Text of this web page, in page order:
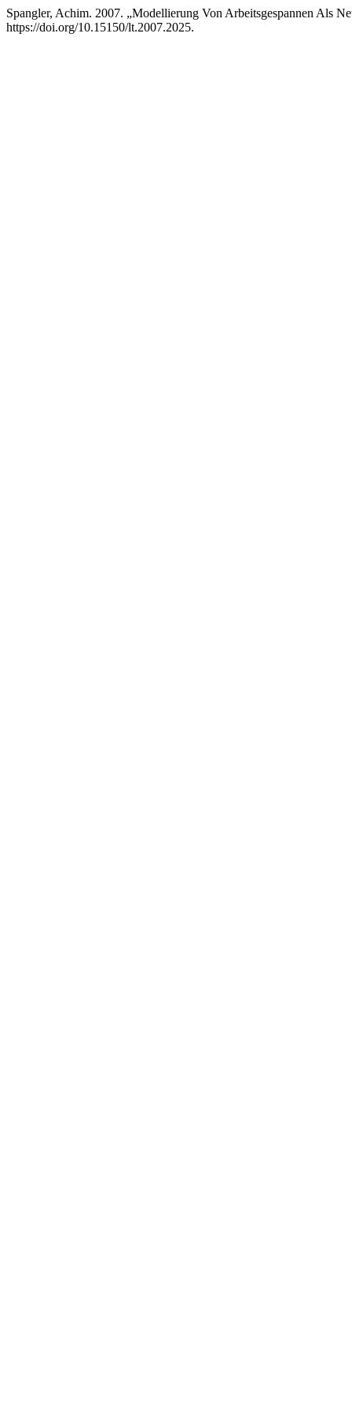
Spangler, Achim. 2007. „Modellierung Von Arbeitsgespannen Als
https://doi.org/10.15150/lt.2007.2025.